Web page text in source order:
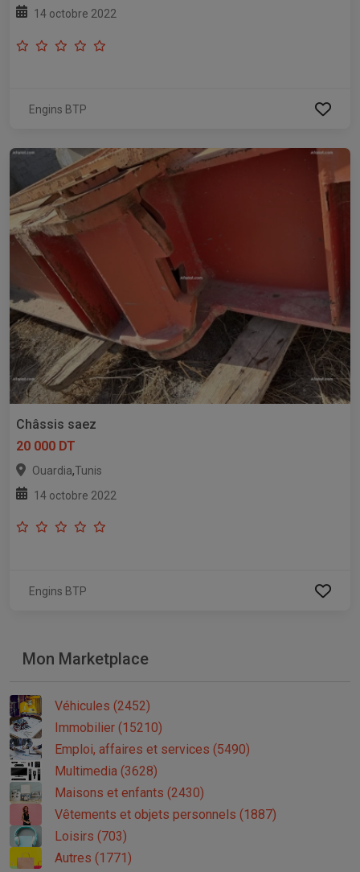
14 octobre 2022
Engins BTP
Châssis saez
20 000 DT
Ouardia,Tunis
14 octobre 2022
Engins BTP
Mon Marketplace
Véhicules (2452)
Immobilier (15210)
Emploi, affaires et services (5490)
Multimedia (3628)
Maisons et enfants (2430)
Vêtements et objets personnels (1887)
Loisirs (703)
Autres (1771)